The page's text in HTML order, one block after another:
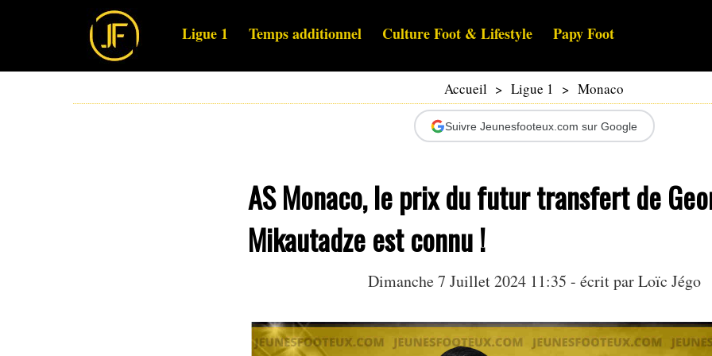
Ligue 1 Temps additionnel Culture Foot & Lifestyle Papy Foot
Accueil > Ligue 1 > Monaco
Suivre Jeunesfooteux.com sur Google
AS Monaco, le prix du futur transfert de
Mikautadze est connu !
Dimanche 7 Juillet 2024 11:35 - écrit parLoïc Jégo